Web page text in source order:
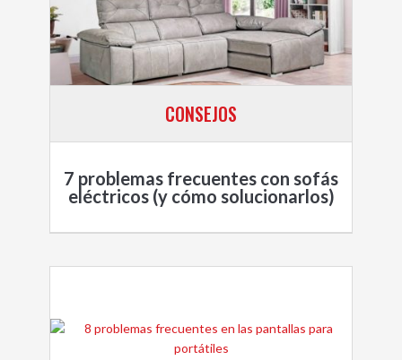
CONSEJOS
7 problemas frecuentes con sofás
eléctricos (y cómo solucionarlos)